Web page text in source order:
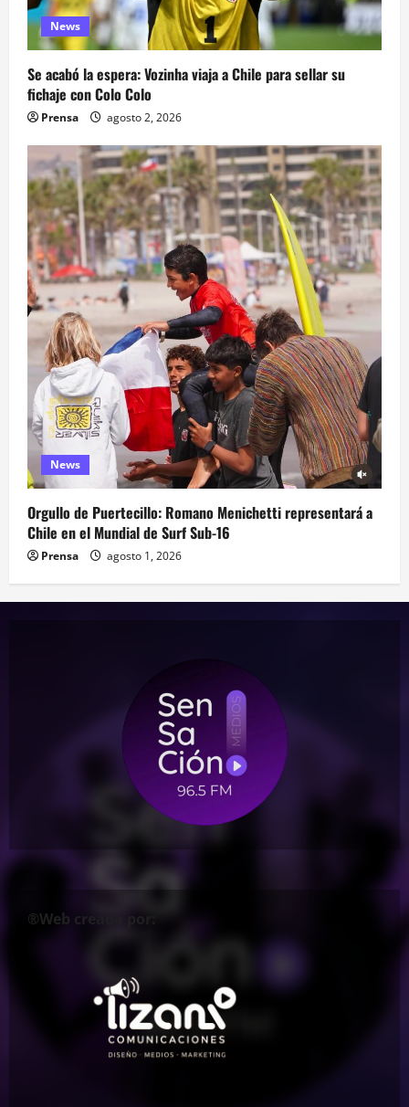
News
Se acabó la espera: Vozinha viaja a Chile para sellar su
fichaje con Colo Colo
Prensa agosto 2, 2026
News
Orgullo de Puertecillo: Romano Menichetti representará a
Chile en el Mundial de Surf Sub-16
Prensa agosto 1, 2026
®Web creada por: